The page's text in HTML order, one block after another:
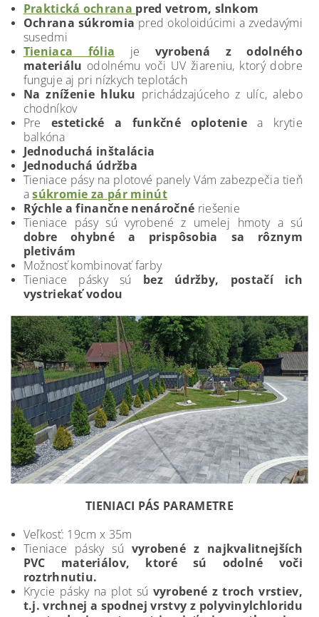
Praktická ochrana pred vetrom, slnkom
Ochrana súkromia pred okoloidúcimi a zvedavými
susedmi
Tieniaca fólia je vyrobená z odolného
materiálu odolnému voči UV žiareniu, ktorý dobre
funguje aj pri nízkych teplotách
Na zníženie hluku prichádzajúceho z ulíc, alebo
chodníkov
Pre estetické a funkčné oplotenie a krytie
balkóna
Jednoduchá inštalácia
Jednoduchá údržba
Tieniace pásy na plotové panely Vám zabezpečia tieň
asúkromie za pár minút
Rýchle a finančne nenáročné riešenie
Tieniace pásy sú vyrobené z umelej hmoty a sú
dobre ohybné a prispôsobia sa rôznym
pletivám
Možnosť kombinovať farby
Tieniace pásky sú bez údržby, postačí ich
vystriekať vodou
TIENIACI PÁS PARAMETRE
Veľkosť: 19cm x 35m
Tieniace pásky sú vyrobené z najkvalitnejších
PVC materiálov, ktoré sú odolné voči
roztrhnutiu.
Krycie pásky na plot sú vyrobené z troch vrstiev,
t.j. vrchnej a spodnej vrstvy z polyvinylchloridu